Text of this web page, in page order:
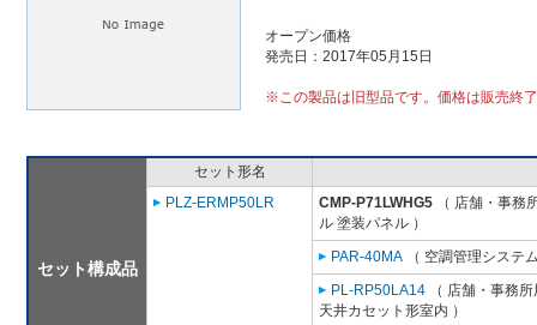
オープン価格
発売日：2017年05月15日
※この製品は旧型品です。価格は販売終
セット構成品
セット形名
PLZ-ERMP50LR
CMP-P71LWHG5 （ 店舗・事務
ル 塗装パネル ）
PAR-40MA （ 空調管理システ
PL-RP50LA14 （ 店舗・事務
天井カセット形室内 ）